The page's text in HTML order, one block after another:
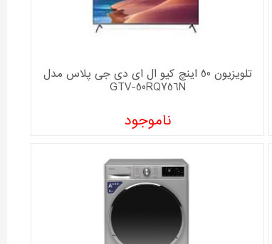
تلویزیون 50 اینچ کیو ال ای دی جی پلاس مدل
GTV-50RQ756N
ناموجود